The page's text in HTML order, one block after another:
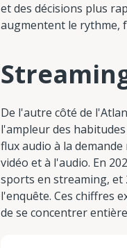
et des décisions plus
augmentent le rythme,
De l'autre côté de
l'ampleur des habitudes
flux audio à la
vidéo et à l'audio. En
sports en streaming, et
l'enquête. Ces chiffres
de se concentrer